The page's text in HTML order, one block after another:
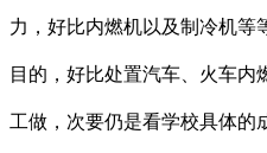
力，好比内燃机以及制冷机等
目的，好比处置汽车、火车
工做，次要仍是看学校具体的